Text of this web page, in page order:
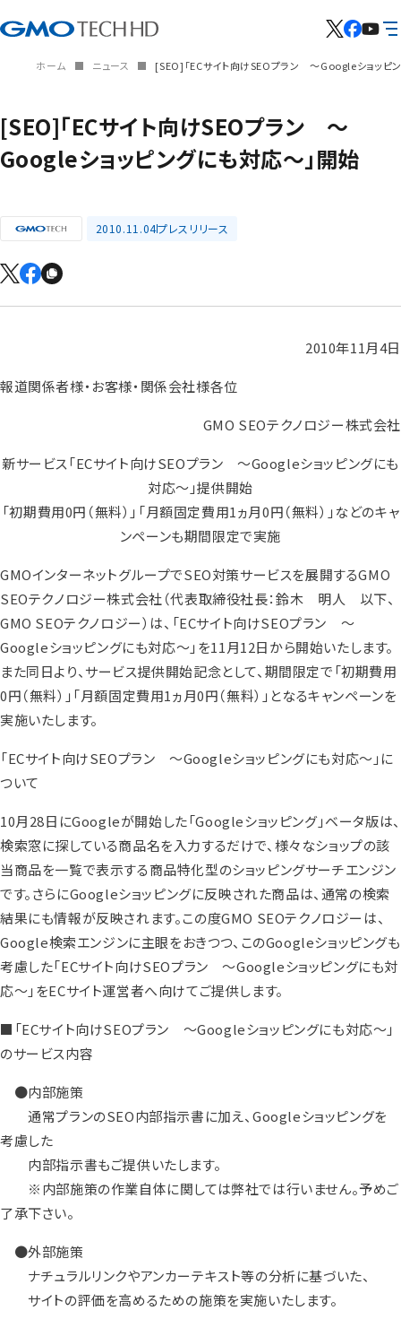
ホーム ニュース [SEO]「ECサイト向けSEOプラン ～Googleショッピ
[SEO]「ECサイト向けSEOプラン ～
Googleショッピングにも対応～」開始
2010.11.04プレスリリース
2010年11月4日
報道関係者様・お客様・関係会社様各位
GMO SEOテクノロジー株式会社
新サービス「ECサイト向けSEOプラン ～Googleショッピングにも
対応～」提供開始
「初期費用0円（無料）」「月額固定費用1ヵ月0円（無料）」などのキャ
ンペーンも期間限定で実施
GMOインターネットグループでSEO対策サービスを展開するGMO
SEOテクノロジー株式会社（代表取締役社長：鈴木 明人 以下、
GMO SEOテクノロジー）は、「ECサイト向けSEOプラン ～
Googleショッピングにも対応～」を11月12日から開始いたします。
また同日より、サービス提供開始記念として、期間限定で「初期費用
0円（無料）」「月額固定費用1ヵ月0円（無料）」となるキャンペーンを
実施いたします。
「ECサイト向けSEOプラン ～Googleショッピングにも対応～」に
ついて
10月28日にGoogleが開始した「Googleショッピング」ベータ版は、
検索窓に探している商品名を入力するだけで、様々なショップの該
当商品を一覧で表示する商品特化型のショッピングサーチエンジン
です。さらにGoogleショッピングに反映された商品は、通常の検索
結果にも情報が反映されます。この度GMO SEOテクノロジーは、
Google検索エンジンに主眼をおきつつ、このGoogleショッピングも
考慮した「ECサイト向けSEOプラン ～Googleショッピングにも対
応～」をECサイト運営者へ向けてご提供します。
■「ECサイト向けSEOプラン ～Googleショッピングにも対応～」
のサービス内容
●内部施策
通常プランのSEO内部指示書に加え、Googleショッピングを
考慮した
内部指示書もご提供いたします。
※内部施策の作業自体に関しては弊社では行いません。予めご
了承下さい。
●外部施策
ナチュラルリンクやアンカーテキスト等の分析に基づいた、
サイトの評価を高めるための施策を実施いたします。